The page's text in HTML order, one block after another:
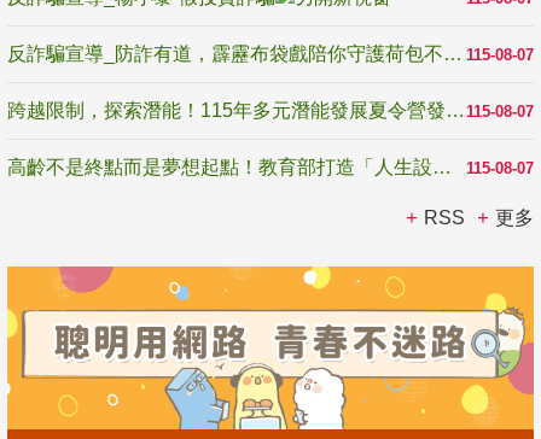
115-08-07
反詐騙宣導_防詐有道，霹靂布袋戲陪你守護荷包不受騙
115-08-07
跨越限制，探索潛能！115年多元潛能發展夏令營發掘生命無限可能
115-08-07
高齡不是終點而是夢想起點！教育部打造「人生設計夢工場」 參展第3屆高齡健康產業博覽會
RSS 更多